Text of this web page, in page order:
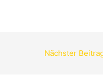
Nächster